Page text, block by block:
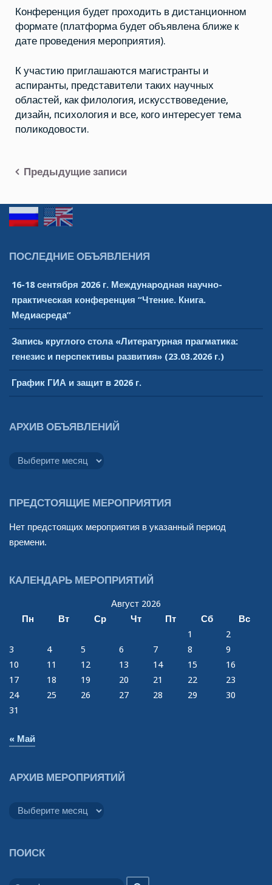
Конференция будет проходить в дистанционном
формате (платформа будет объявлена ближе к
дате проведения мероприятия).
К участию приглашаются магистранты и
аспиранты, представители таких научных
областей, как филология, искусствоведение,
дизайн, психология и все, кого интересует тема
поликодовости.
по
записям
Предыдущие записи
ПОСЛЕДНИЕ ОБЪЯВЛЕНИЯ
16-18 сентября 2026 г. Международная научно-
практическая конференция “Чтение. Книга.
Медиасреда”
Запись круглого стола «Литературная прагматика:
генезис и перспективы развития» (23.03.2026 г.)
График ГИА и защит в 2026 г.
АРХИВ ОБЪЯВЛЕНИЙ
объявлений
ПРЕДСТОЯЩИЕ МЕРОПРИЯТИЯ
Нет предстоящих мероприятия в указанный период
времени.
КАЛЕНДАРЬ МЕРОПРИЯТИЙ
Август 2026
Пн
Вт Ср Чт Пт Сб
Вс
1
2
3
4 5 6 7 8
9
10
11 12 13 14 15
16
17
18 19 20 21 22
23
24
25 26 27 28 29
30
31
« Май
АРХИВ МЕРОПРИЯТИЙ
мероприятий
ПОИСК